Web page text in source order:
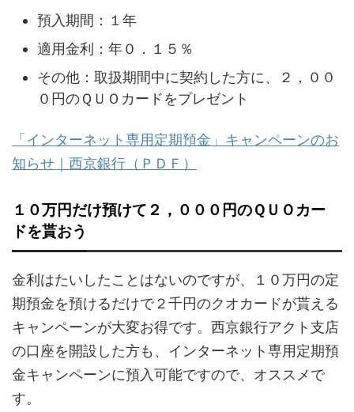
預入期間：１年
適用金利：年０．１５％
その他：取扱期間中に契約した方に、２，００
０円のＱＵＯカードをプレゼント
「インターネット専用定期預金」キャンペーンのお
知らせ｜西京銀行（ＰＤＦ）
１０万円だけ預けて２，０００円のＱＵＯカー
ドを貰おう
金利はたいしたことはないのですが、１０万円の定
期預金を預けるだけで２千円のクオカードが貰える
キャンペーンが大変お得です。西京銀行アクト支店
の口座を開設した方も、インターネット専用定期預
金キャンペーンに預入可能ですので、オススメで
す。